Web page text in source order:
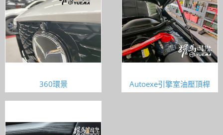
360環景 Autoexe引擎室油壓頂桿